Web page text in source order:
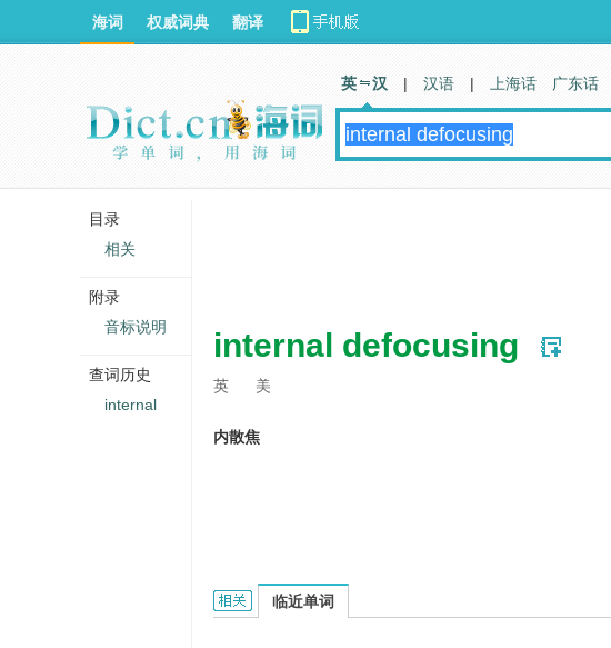
internal defocusing
英 美
内散焦
internal defocusing的相关资料：
临近单词
海词 权威词典 翻译
英 汉 | 汉语 | 上海话 广东话
目录
相关
附录
音标说明
查词历史
internal